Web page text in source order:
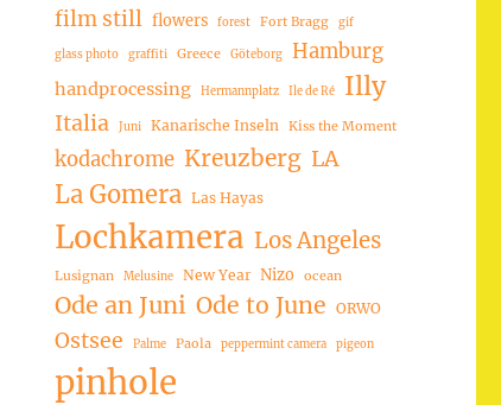
film still flowers forest Fort Bragg gif
glass photo graffiti Greece Göteborg Hamburg
handprocessing Hermannplatz Ile de Ré Illy
Italia Juni Kanarische Inseln Kiss the Moment
kodachrome Kreuzberg LA
La Gomera Las Hayas
Lochkamera Los Angeles
Lusignan Melusine New Year Nizo ocean
Ode an Juni Ode to June ORWO
Ostsee Palme Paola peppermint camera pigeon
pinhole